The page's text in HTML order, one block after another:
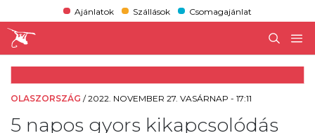
Ajánlatok Szállások Csomagajánlat
OLASZORSZÁG /2022. NOVEMBER 27. VASÁRNAP - 17:11
5 napos gyors kikapcsolódás